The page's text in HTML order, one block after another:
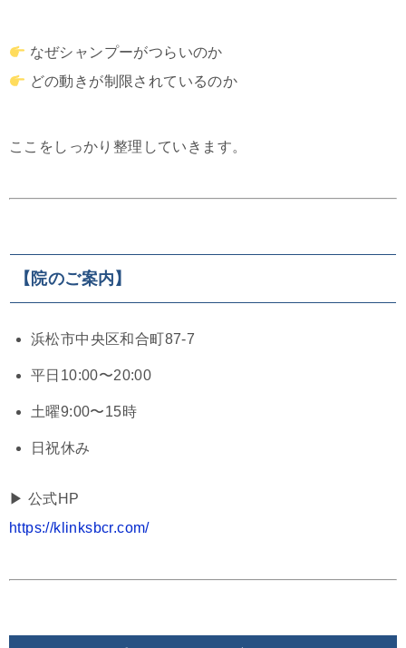
なぜシャンプーがつらいのか
どの動きが制限されているのか
ここをしっかり整理していきます。
【院のご案内】
浜松市中央区和合町87-7
平日10:00〜20:00
土曜9:00〜15時
日祝休み
▶︎ 公式HP
https://klinksbcr.com/